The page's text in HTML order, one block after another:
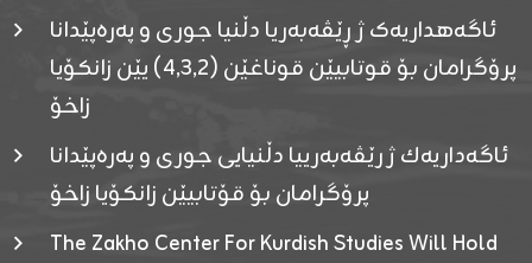
ئاگەهداریەک ژ ڕێڤەبەریا دڵنیا جوری و پەرەپێدانا
پرۆگرامان بۆ قوتابیێن قوناغێن (٤٫٣٫٢) یێن زانکۆیا
زاخۆ
ئاگەداریەك ژ رێڤەبەرییا دڵنیایی جوری و پەرەپێدانا
پرۆگرامان بۆ قۆتابیێن زانکۆیا زاخۆ
The Zakho Center For Kurdish Studies Will Hold